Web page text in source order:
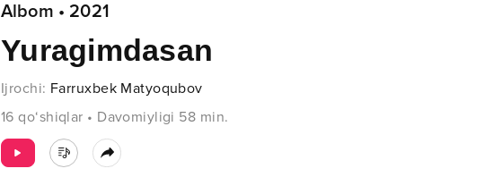
Albom • 2021
Yuragimdasan
Ijrochi: Farruxbek Matyoqubov
16 qo‘shiqlar • Davomiyligi 58 min.